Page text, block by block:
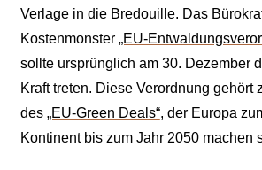
Verlage in die Bredouille. Das
Kostenmonster „EU-
sollte ursprünglich am 30. Dezember
Kraft treten. Diese Verordnung gehört
des „EU-Green Deals“, der Europa
Kontinent bis zum Jahr 2050 machen